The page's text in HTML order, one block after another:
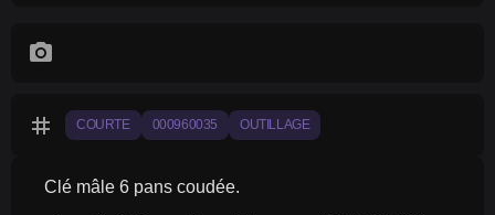
photo_camera
tag COURTE 000960035 OUTILLAGE
Clé mâle 6 pans coudée.